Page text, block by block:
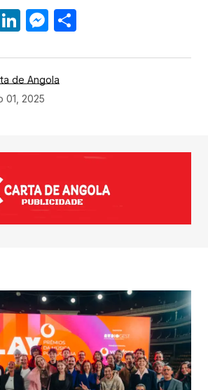
LinkedIn
Messenger
de Angola
01, 2025